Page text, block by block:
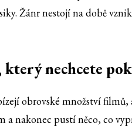
Žánr nestojí na době
který nechcete
obrovské množství
a nakonec pustí něco, co